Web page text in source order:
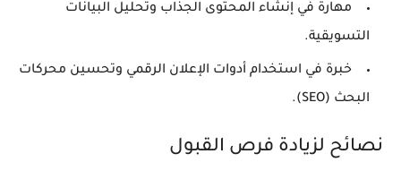
مهارة في إنشاء المحتوى الجذاب وتحليل البيانات
التسويقية.
خبرة في استخدام أدوات الإعلان الرقمي وتحسين محركات
البحث (SEO).
نصائح لزيادة فرص القبول